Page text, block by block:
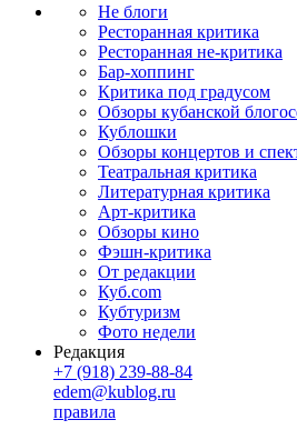
Не блоги
Ресторанная критика
Ресторанная не-критика
Бар-хоппинг
Критика под градусом
Обзоры кубанской
Кублошки
Обзоры концертов и
Театральная критика
Литературная критика
Арт-критика
Обзоры кино
Фэшн-критика
От редакции
Куб.com
Кубтуризм
Фото недели
Редакция
+7 (918) 239-88-84
edem@kublog.ru
правила